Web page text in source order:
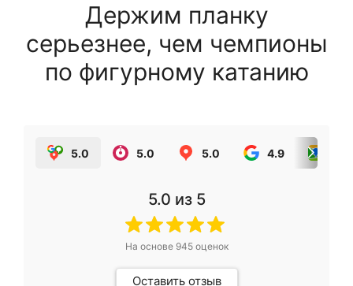
Держим планку
серьезнее, чем чемпионы
по фигурному катанию
5.0 5.0 5.0 4.9
5.0 из 5
На основе 945оценок
Оставить отзыв